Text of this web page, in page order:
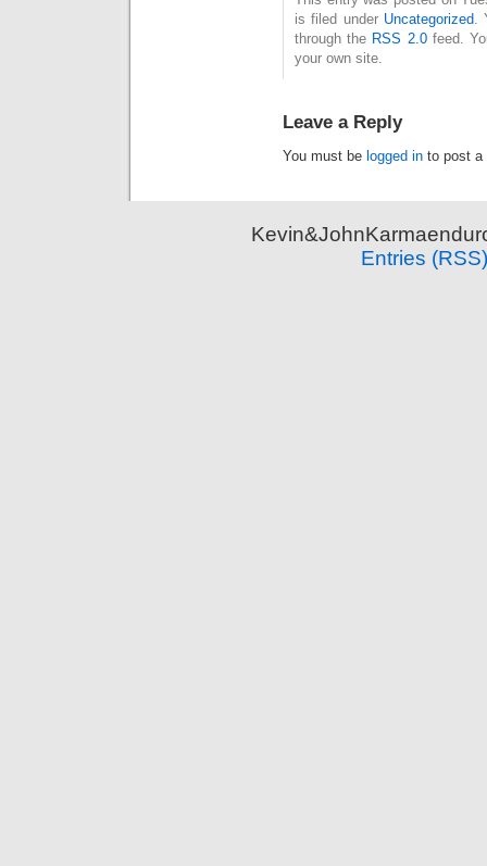
is filed under Uncategorized
through the RSS 2.0feed.
your own site.
Leave a Reply
You must be logged in to post a
Entries (RSS)